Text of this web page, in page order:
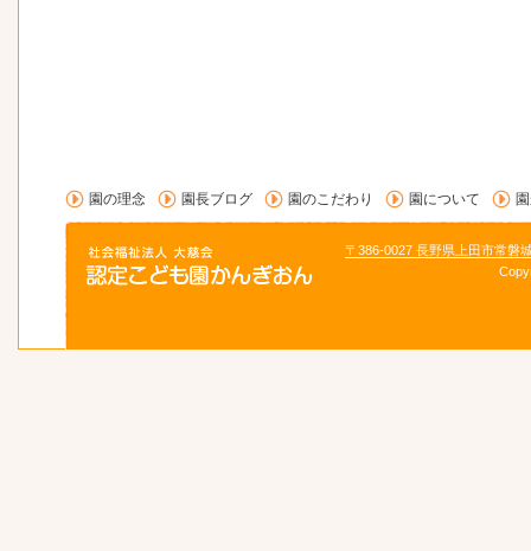
園の理念 園長ブログ 園のこだわり 園について
〒386-0027 長野県上田市常磐